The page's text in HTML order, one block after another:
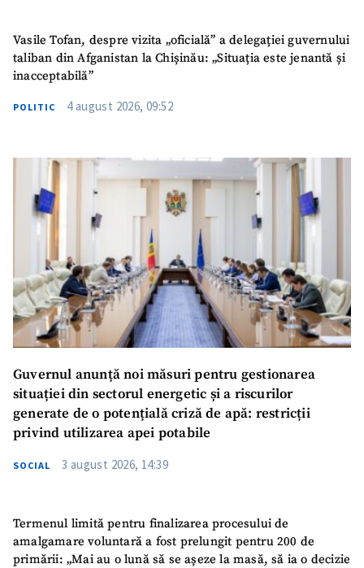
Vasile Tofan, despre vizita „oficială” a delegației guvernului
taliban din Afganistan la Chișinău: „Situația este jenantă și
inacceptabilă”
POLITIC 4 august 2026, 09:52
Guvernul anunță noi măsuri pentru gestionarea
situației din sectorul energetic și a riscurilor
generate de o potențială criză de apă: restricții
privind utilizarea apei potabile
SOCIAL 3 august 2026, 14:39
Termenul limită pentru finalizarea procesului de
amalgamare voluntară a fost prelungit pentru 200 de
primării: „Mai au o lună să se așeze la masă, să ia o decizie